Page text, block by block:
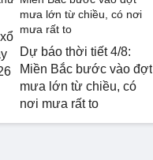
Dự báo thời tiết 4/8:
Miền Bắc bước vào đợt
mưa lớn từ chiều, có
nơi mưa rất to